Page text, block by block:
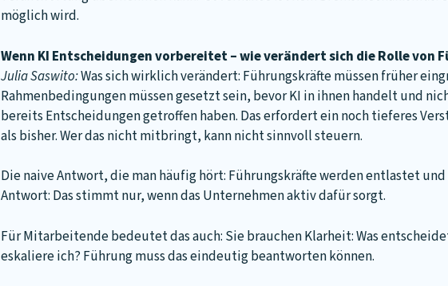
möglich wird.
Wenn KI Entscheidungen vorbereitet – wie verändert sich die Rolle von
Julia Saswito:Was sich wirklich verändert: Führungskräfte müssen früher
Rahmenbedingungen müssen gesetzt sein, bevor KI in ihnen handelt und
bereits Entscheidungen getroffen haben. Das erfordert ein noch tieferes
als bisher. Wer das nicht mitbringt, kann nicht sinnvoll steuern.
Die naive Antwort, die man häufig hört: Führungskräfte werden entlastet
Antwort: Das stimmt nur, wenn das Unternehmen aktiv dafür sorgt.
Für Mitarbeitende bedeutet das auch: Sie brauchen Klarheit: Was
eskaliere ich? Führung muss das eindeutig beantworten können.